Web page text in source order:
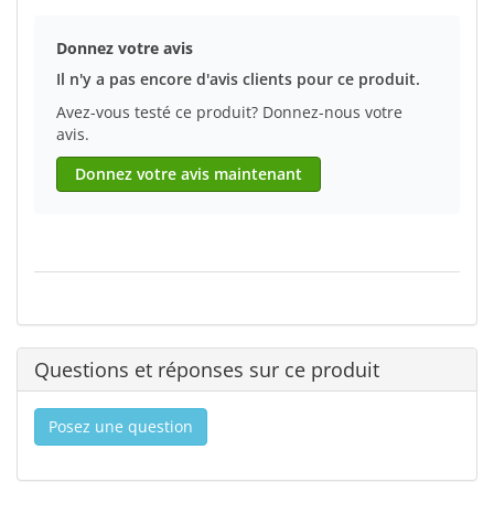
Donnez votre avis
Il n'y a pas encore d'avis clients pour ce produit.
Avez-vous testé ce produit? Donnez-nous votre
avis.
Donnez votre avis maintenant
Questions et réponses sur ce produit
Posez une question